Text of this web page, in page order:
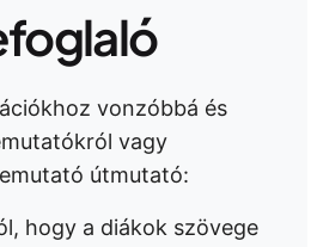
vonzóbbá és
vagy
útmutató:
hogy a diákok szövege